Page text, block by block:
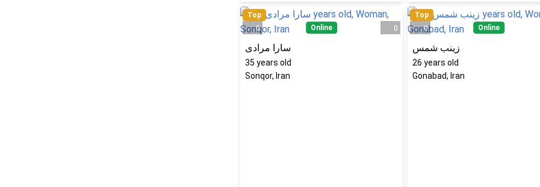
Top
0
Online 0
سارا مرادی
35 years old
Sonqor, Iran
Top
0
Online
زینب شمس
26 years old
Gonabad, Iran